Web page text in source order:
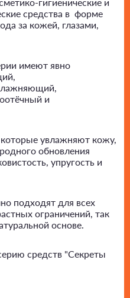
средства в форме
за кожей, глазами,
имеют явно
и
которые увлажняют кожу,
обновления
упругость и
для всех
ограничений, так
основе.
средств "Секреты